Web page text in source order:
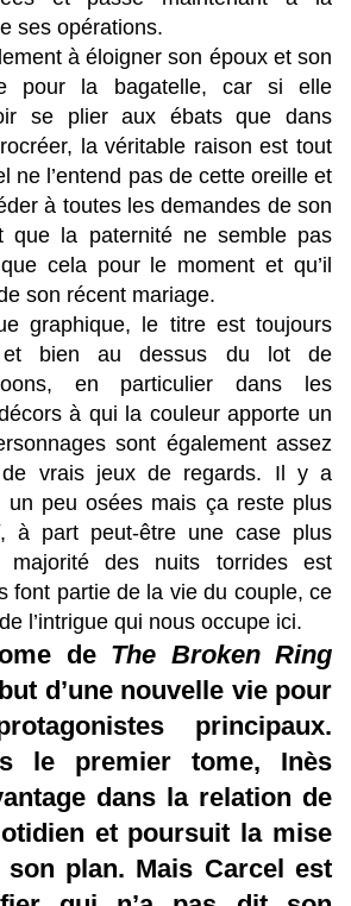
ses opérations.
à éloigner son époux et son
pour la bagatelle, car si elle
se plier aux ébats que dans
la véritable raison est tout
ne l’entend pas de cette oreille et
à toutes les demandes de son
que la paternité ne semble pas
que cela pour le moment et qu’il
son récent mariage.
graphique, le titre est toujours
et bien au dessus du lot de
en particulier dans les
à qui la couleur apporte un
sont également assez
de vrais jeux de regards. Il y a
un peu osées mais ça reste plus
, à part peut-être une case plus
majorité des nuits torrides est
font partie de la vie du couple, ce
l’intrigue qui nous occupe ici.
de The Broken Ring
d’une nouvelle vie pour
principaux.
le premier tome, Inès
dans la relation de
et poursuit la mise
plan. Mais Carcel est